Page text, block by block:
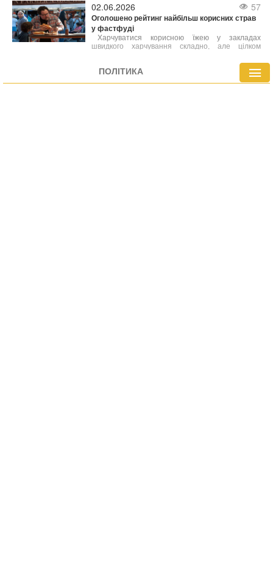
потреб.
02.06.2026 57
Оголошено рейтинг найбільш корисних страв
у фастфуді
Харчуватися корисною їжею у закладах
швидкого харчування складно, але цілком
здорових варіантів фастфуду, які містять менше
калорій або багатіші на вітаміни й мінерали
ПОЛІТИКА